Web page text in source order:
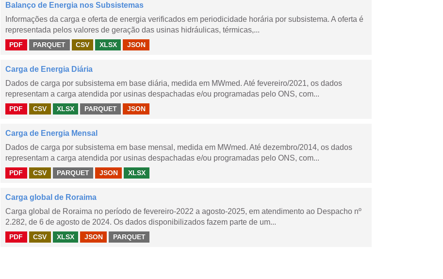
Balanço de Energia nos Subsistemas
Informações da carga e oferta de energia verificados em periodicidade horária por subsistema. A oferta é
representada pelos valores de geração das usinas hidráulicas, térmicas,...
PDF PARQUET CSV XLSX JSON
Carga de Energia Diária
Dados de carga por subsistema em base diária, medida em MWmed. Até fevereiro/2021, os dados
representam a carga atendida por usinas despachadas e/ou programadas pelo ONS, com...
PDF CSV XLSX PARQUET JSON
Carga de Energia Mensal
Dados de carga por subsistema em base mensal, medida em MWmed. Até dezembro/2014, os dados
representam a carga atendida por usinas despachadas e/ou programadas pelo ONS, com...
PDF CSV PARQUET JSON XLSX
Carga global de Roraima
Carga global de Roraima no período de fevereiro-2022 a agosto-2025, em atendimento ao Despacho nº
2.282, de 6 de agosto de 2024. Os dados disponibilizados fazem parte de um...
PDF CSV XLSX JSON PARQUET